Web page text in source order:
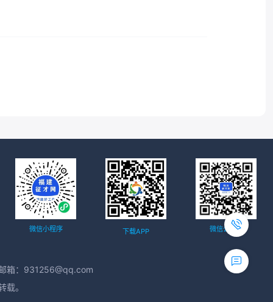
微信小程序 下载APP 微信公众号
箱：931256@qq.com
。